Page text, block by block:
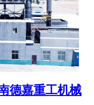
德嘉重工机械